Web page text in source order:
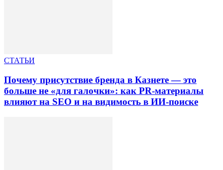
СТАТЬИ
Почему присутствие бренда в Казнете — это
больше не «для галочки»: как PR-материалы
влияют на SEO и на видимость в ИИ-поиске